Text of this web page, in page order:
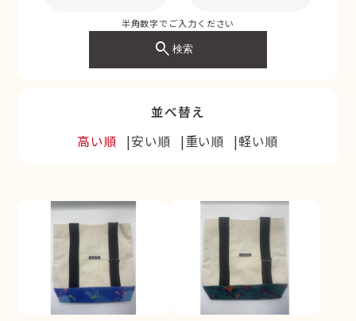
半角数字でご入力ください
search検索
並べ替え
高い順
安い順 重い順 軽い順